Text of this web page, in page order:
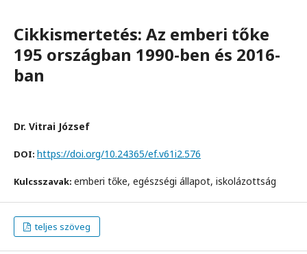
Cikkismertetés: Az emberi tőke
195 országban 1990-ben és 2016-
ban
Dr. Vitrai József
DOI: https://doi.org/10.24365/ef.v61i2.576
Kulcsszavak: emberi tőke, egészségi állapot, iskolázottság
teljes szöveg